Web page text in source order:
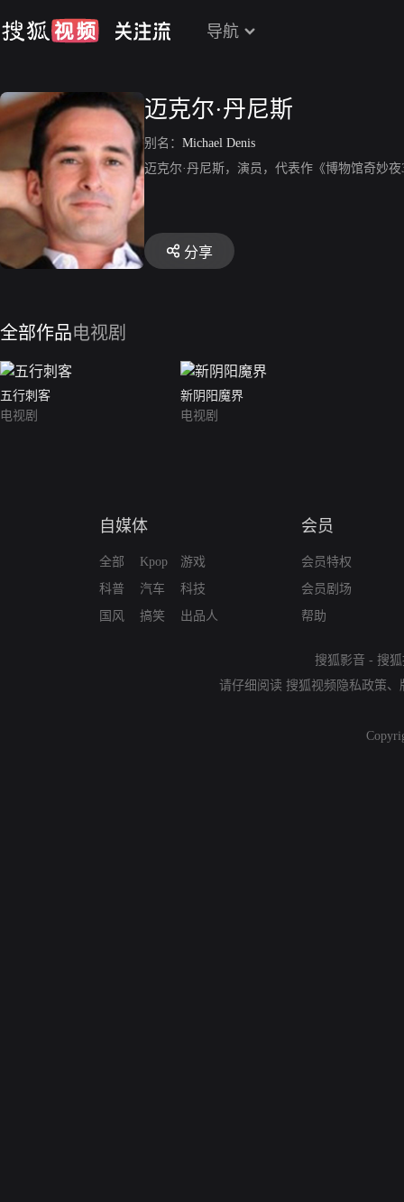
导航
迈克尔·丹尼斯
别名： Michael Denis
迈克尔·丹尼斯，演员，代表作《博物馆奇妙
分享
全部作品电视剧
五行刺客
电视剧
新阴阳魔界
电视剧
自媒体
全部
科普
国风
Kpop
汽车
搞笑
游戏
科技
出品人
会员
会员特权
会员剧场
帮助
搜狐影音 - 搜
请仔细阅读 搜狐视频隐私政策、